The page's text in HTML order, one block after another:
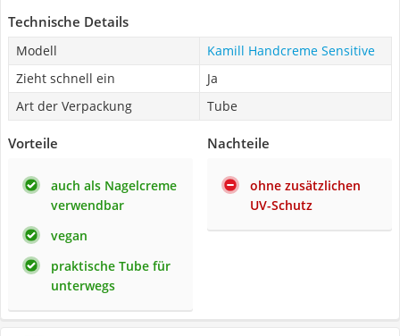
Technische Details
Modell
Kamill Handcreme Sensitive
Zieht schnell ein
Ja
Art der Verpackung
Tube
Vorteile
auch als Nagelcreme
verwendbar
vegan
praktische Tube für
unterwegs
Nachteile
ohne zusätzlichen
UV-Schutz